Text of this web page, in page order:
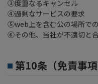
③度重なるキャンセル
④過剰なサービスの要求
⑤web上を含む公の場所で
⑥その他、当社が不適切と
第10条（免責事項